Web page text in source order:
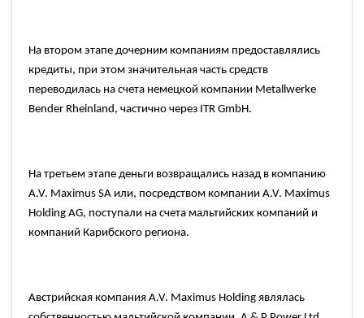
На втором этапе дочерним компаниям предоставлялись
кредиты, при этом значительная часть средств
переводилась на счета немецкой компании Metallwerke
Bender Rheinland, частично через ITR GmbH.
На третьем этапе деньги возвращались назад в компанию
A.V. Maximus SA или, посредством компании A.V. Maximus
Holding AG, поступали на счета мальтийских компаний и
компаний Карибского региона.
Австрийская компания A.V. Maximus Holding являлась